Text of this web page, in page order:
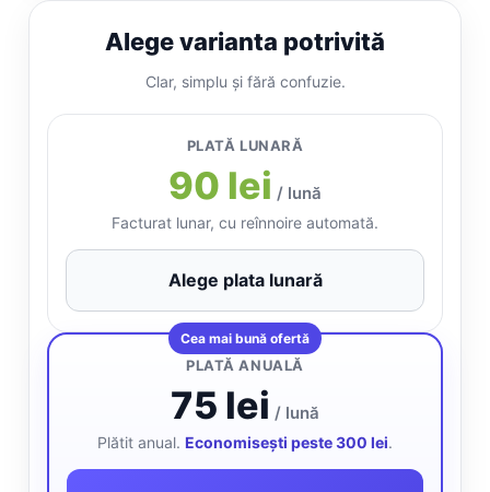
Alege varianta potrivită
Clar, simplu și fără confuzie.
PLATĂ LUNARĂ
90 lei / lună
Facturat lunar, cu reînnoire automată.
Alege plata lunară
Cea mai bună ofertă
PLATĂ ANUALĂ
75 lei / lună
Plătit anual. Economisești peste 300 lei.